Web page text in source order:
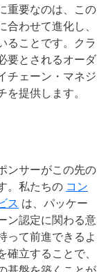
重要なのは、この
わせて進化し、
ることです。クラ
要とされるオーダ
チェーン・マネジ
提供します。
ンサーがこの先の
。私たちの コン
ス は、パッケー
ン認定に関わる意
って前進できるよ
立することで、